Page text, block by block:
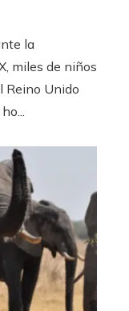
la
miles de niños
Reino Unido